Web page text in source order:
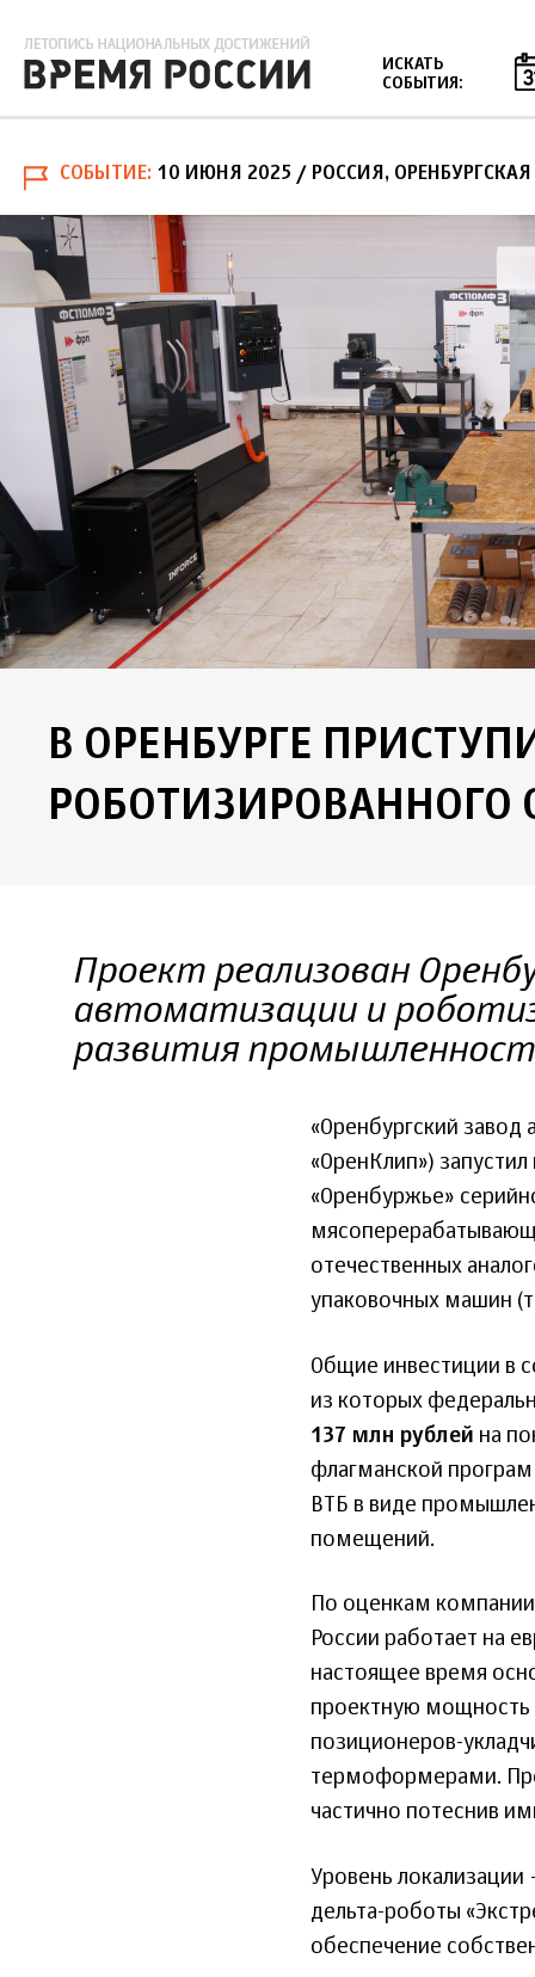
ИСКАТЬ
СОБЫТИЯ:
СОБЫТИЕ 10 ИЮНЯ 2025 / РОССИЯ, ОРЕНБУРГСКАЯ
В ОРЕНБУРГЕ
РОБОТИЗИРОВАННОГО
Проект реализован
автоматизации и
развития
«Оренбургский завод
«ОренКлип»)
«Оренбуржье»
отечественных
упаковочных машин
Общие инвестиции в
из которых
137 млн рублей на
флагманской
ВТБ в виде
помещений.
По оценкам
России работает на
настоящее время
проектную мощность
позиционеров-
термоформерами.
частично потеснив
Уровень
дельта-роботы
обеспечение